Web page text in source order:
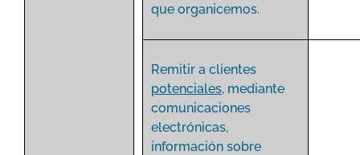
que organicemos.
Remitir a clientes
potenciales, mediante
comunicaciones
electrónicas,
información sobre